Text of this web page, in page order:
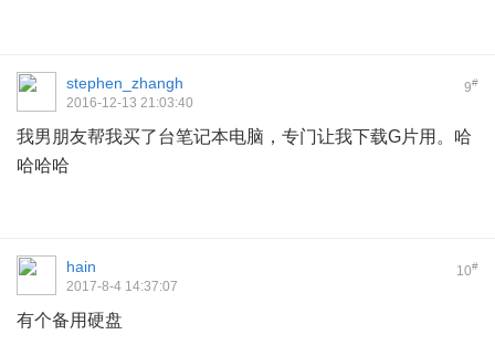
9#
stephen_zhangh
2016-12-13 21:03:40
我男朋友帮我买了台笔记本电脑，专门让我下载G片用。哈
哈哈哈
10#
hain
2017-8-4 14:37:07
有个备用硬盘